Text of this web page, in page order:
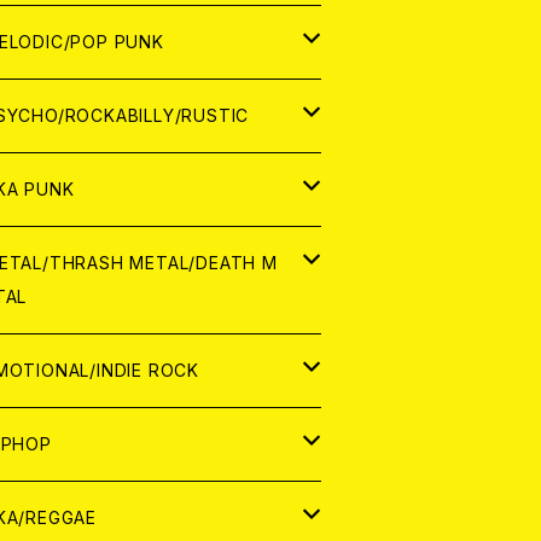
ログ
ログ
POP PUNK
ROCKABILLY/RUSTIC
PUNK
THRASH METAL/DEATH M
INDIE ROCK
REGGAE